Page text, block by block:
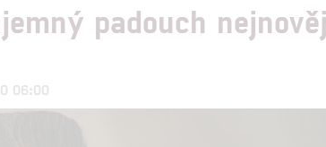
padouch
06:00